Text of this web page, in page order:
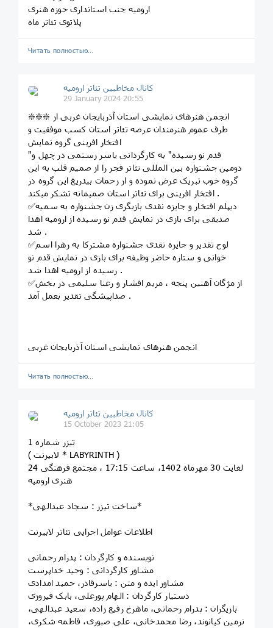
ارومیه جنب استانداری حوزه هنری
Читать полностью…
کانال مخاطبین تئاتر ارومیه
29 January 2024 20:55
❇️❇️❇️ انجمن هنرهای نمایشی استان آذربایجان غربی از
طرف عموم هنرمندان عرصه تئاتر استان کسب موفقیت و
افتخار افرینی گروه نمایش
"قدم نو رسیده" به کارگردانی یاسر رستمی در چهل و
دومین جشنواره بین المللی تئاتر فجر را از صمیم قلب به این
گروه خوب تبریک عرض نموده و از زحمات بیدریغ این گروه در
افتخار افرینی برای تئاتر استان صمیمانه تشکر میکند .
✅دیپلم افتخار و جایزه نقدی بازیگری زن جشنواره به سمیه
صدیقی برای بازی در نمایش قدم نو رسیده از ارومیه اهدا
شد .
✅لوح تقدیر و جایزه نقدی جشنواره مشترکا به زهرا اسم
خوانی و ستاره حاضر وظیفه برای بازی در نمایش قدم نو
رسیده از ارومیه اهدا شد .
✅از مژگان آهنین پنجه ، مریم افشار و رعنا سلیمی در بخش
صداپیشگی تقدیر بعمل آمد .
انجمن هنرهای نمایشی استان آذربایجان غربی
Читать полностью…
کانال مخاطبین تئاتر ارومیه
15 October 2023 21:05
تیزر شماره 1
( لابیرنت * LABYRINTH )
24 لغایت 30 مهرماه 1402، ساعت 17:15 ، مجتمع فرهنگی
هنری ارومیه
*ساخت تیزر : سجاد عبدالهی*
اطلاعات عوامل اجرایی تئاتر لابیرنت
نویسنده و کارگردان : پدرام رحمانی
مشاور کارگردانی : وحید خداپرست
مشاور ایده و متن : یاسرقادر، حمید امدادی
دستیار کارگردان : الهام پورعلی، بابک فیروزی
بازیگران : پدرام رحمانی، ماهرخ رفیع زاده، سعید عبدالهی،
نرمین کیانوند، رضا محمدخانی، علی صبوری، فاطمه شکری،